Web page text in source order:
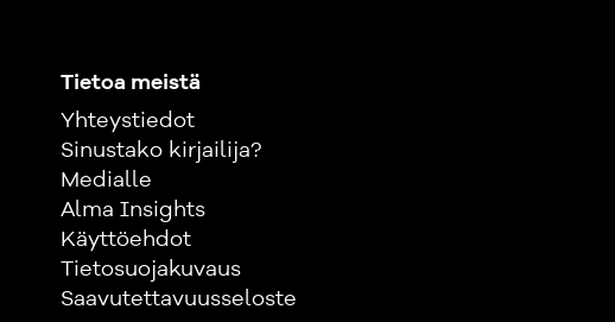
Tietoa meistä
Yhteystiedot
Sinustako kirjailija?
Medialle
Alma Insights
Käyttöehdot
Tietosuojakuvaus
Saavutettavuusseloste